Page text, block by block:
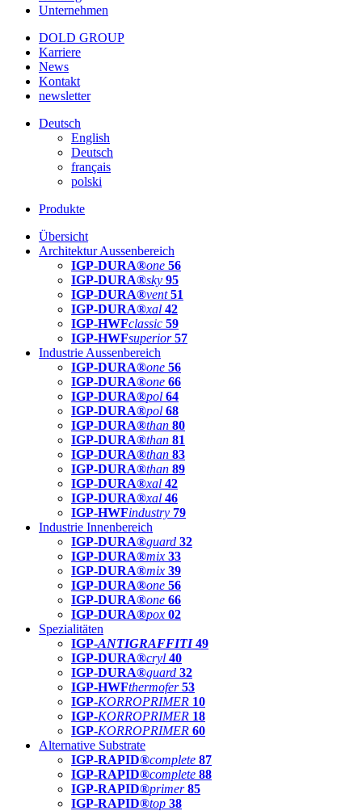
Unternehmen
DOLD GROUP
Karriere
News
Kontakt
newsletter
Deutsch
English
Deutsch
français
polski
Produkte
Übersicht
Architektur Aussenbereich
IGP-DURA®one 56
IGP-DURA®sky 95
IGP-DURA®vent 51
IGP-DURA®xal 42
IGP-HWFclassic 59
IGP-HWFsuperior 57
Industrie Aussenbereich
IGP-DURA®one 56
IGP-DURA®one 66
IGP-DURA®pol 64
IGP-DURA®pol 68
IGP-DURA®than 80
IGP-DURA®than 81
IGP-DURA®than 83
IGP-DURA®than 89
IGP-DURA®xal 42
IGP-DURA®xal 46
IGP-HWFindustry 79
Industrie Innenbereich
IGP-DURA®guard 32
IGP-DURA®mix 33
IGP-DURA®mix 39
IGP-DURA®one 56
IGP-DURA®one 66
IGP-DURA®pox 02
Spezialitäten
IGP-ANTIGRAFFITI49
IGP-DURA®cryl 40
IGP-DURA®guard 32
IGP-HWFthermofer 53
IGP-KORROPRIMER 10
IGP-KORROPRIMER 18
IGP-KORROPRIMER 60
Alternative Substrate
IGP-RAPID®complete 87
IGP-RAPID®complete 88
IGP-RAPID®primer 85
IGP-RAPID®top 38